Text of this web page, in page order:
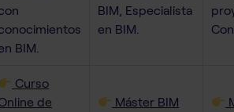
BIM.
BIM, Especialista
en BIM.
Curso
de
Máster BIM